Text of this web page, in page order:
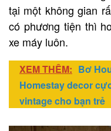
tại một không gian
có phương tiện thì
xe máy luôn.
XEM THÊM: Bơ
Homestay decor
vintage cho bạn trẻ